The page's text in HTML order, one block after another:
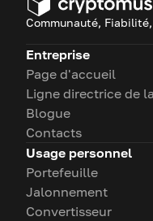
Communauté,
Entreprise
Page d'accueil
Ligne directrice de
Blogue
Contacts
Usage personnel
Portefeuille
Jalonnement
Convertisseur